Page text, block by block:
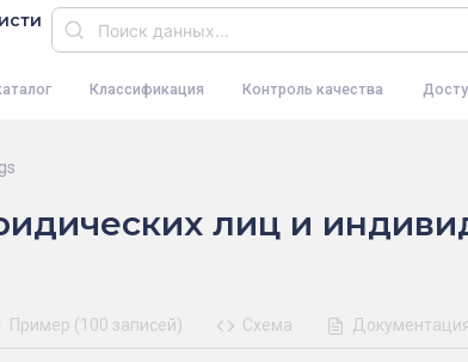
Классификация Контроль качества
лиц и
Пример (100 записей) Схема